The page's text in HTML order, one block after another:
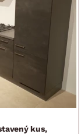
kus,